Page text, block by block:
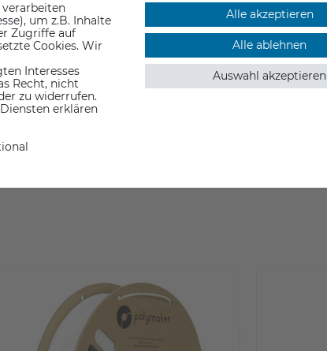
Rezension senden
um z.B. Inhalte
Zugriffe auf
Cookies. Wir
Interesses
Recht, nicht
zu widerrufen.
erklären
Alle akzeptieren
Alle ablehnen
Auswahl akzeptieren